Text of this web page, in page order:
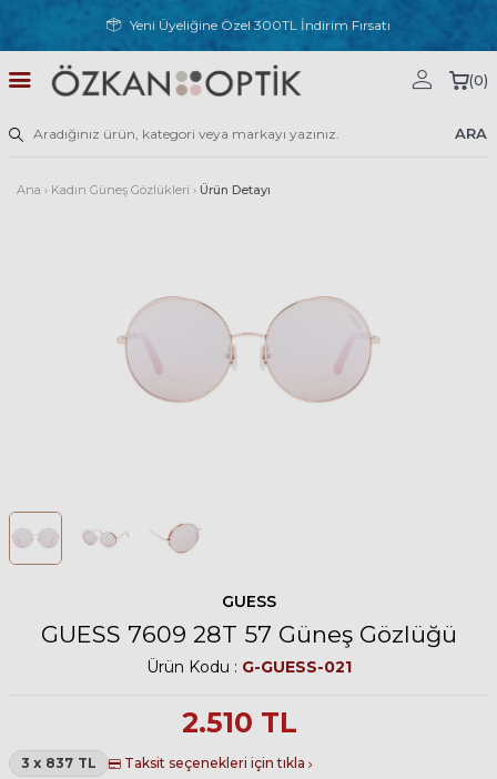
Yeni Üyeliğine Özel 300TL İndirim Fırsatı
ARA
(0)
Ana › Kadın Güneş Gözlükleri › Ürün Detayı
GUESS
GUESS 7609 28T 57 Güneş Gözlüğü
Ürün Kodu : G-GUESS-021
2.510 TL
3 x 837 TL Taksit seçenekleri için tıkla